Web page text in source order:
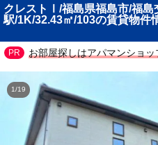
クレストⅠ/福島県福島市/福島
駅/1K/32.43㎡/103の賃貸物件
お部屋探しはアパマンショ
1/19